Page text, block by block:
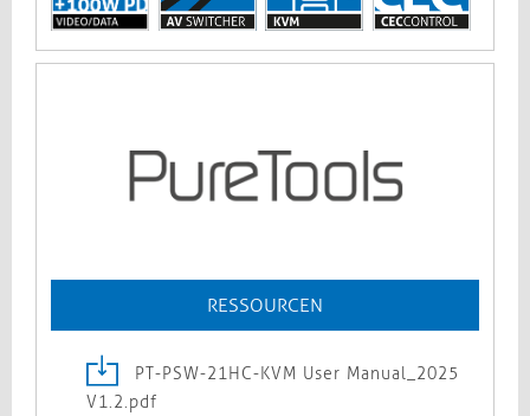
RESSOURCEN
PT-PSW-21HC-KVM User Manual_2025
V1.2.pdf